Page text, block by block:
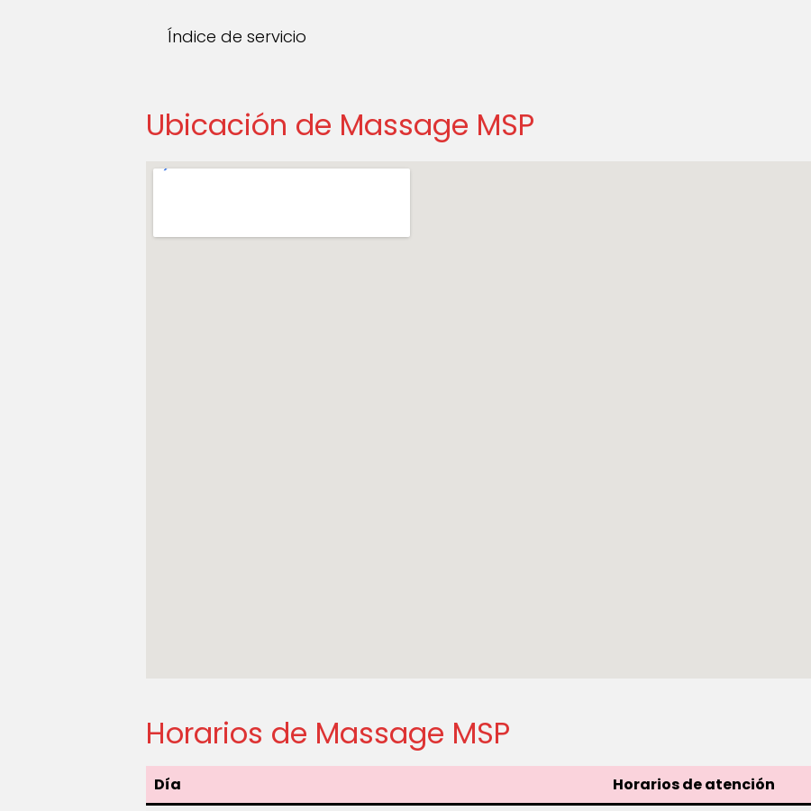
Índice de servicio
Ubicación de Massage MSP
Horarios de Massage MSP
Día
Horarios de atención